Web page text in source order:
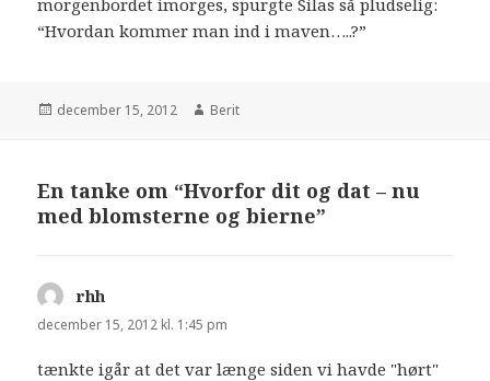
morgenbordet imorges, spurgte Silas så pludselig:
“Hvordan kommer man ind i maven…..?”
december 15, 2012 Berit
En tanke om “Hvorfor dit og dat – nu
med blomsterne og bierne”
rhh
december 15, 2012 kl. 1:45 pm
tænkte igår at det var længe siden vi havde "hørt"